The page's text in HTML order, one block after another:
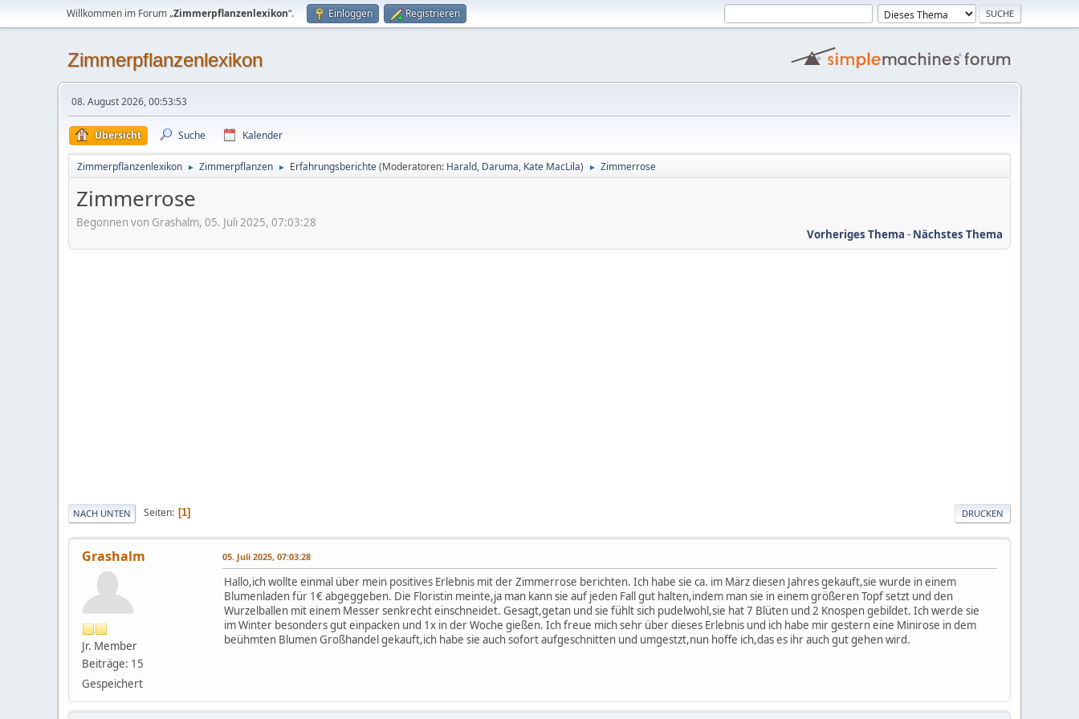
Willkommen im Forum „Zimmerpflanzenlexikon“. Einloggen Registrieren
Zimmerpflanzenlexikon
08. August 2026, 00:53:53
Übersicht Suche Kalender
Zimmerpflanzenlexikon ► Zimmerpflanzen ► Erfahrungsberichte(Moderatoren: Harald, Daruma, Kate MacLila) ► Zimmerrose
Zimmerrose
Begonnen von Grashalm, 05. Juli 2025, 07:03:28
Vorheriges Thema - Nächstes Thema
DRUCKEN
NACH UNTEN Seiten 1
Grashalm
Jr. Member
Beiträge: 15
Gespeichert
05. Juli 2025, 07:03:28
Hallo,ich wollte einmal über mein positives Erlebnis mit der Zimmerrose berichten. Ich habe sie ca. im März diesen Jahres gekauft,sie wurde in einem
Blumenladen für 1€ abgeggeben. Die Floristin meinte,ja man kann sie auf jeden Fall gut halten,indem man sie in einem größeren Topf setzt und den
Wurzelballen mit einem Messer senkrecht einschneidet. Gesagt,getan und sie fühlt sich pudelwohl,sie hat 7 Blüten und 2 Knospen gebildet. Ich werde sie
im Winter besonders gut einpacken und 1x in der Woche gießen. Ich freue mich sehr über dieses Erlebnis und ich habe mir gestern eine Minirose in dem
beühmten Blumen Großhandel gekauft,ich habe sie auch sofort aufgeschnitten und umgestzt,nun hoffe ich,das es ihr auch gut gehen wird.